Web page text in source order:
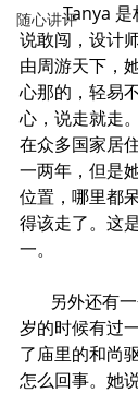
随心讲评
	Tanya 是标准的现代都市女性，敢
说敢闯，设计
由周游天下，
心那的，轻易
心，说走就走
在众多国家居
一两年，但是
位置，哪里都
得该走了。这
一。
另外还有一
岁的时候有过
了庙里的和尚
怎么回事。她